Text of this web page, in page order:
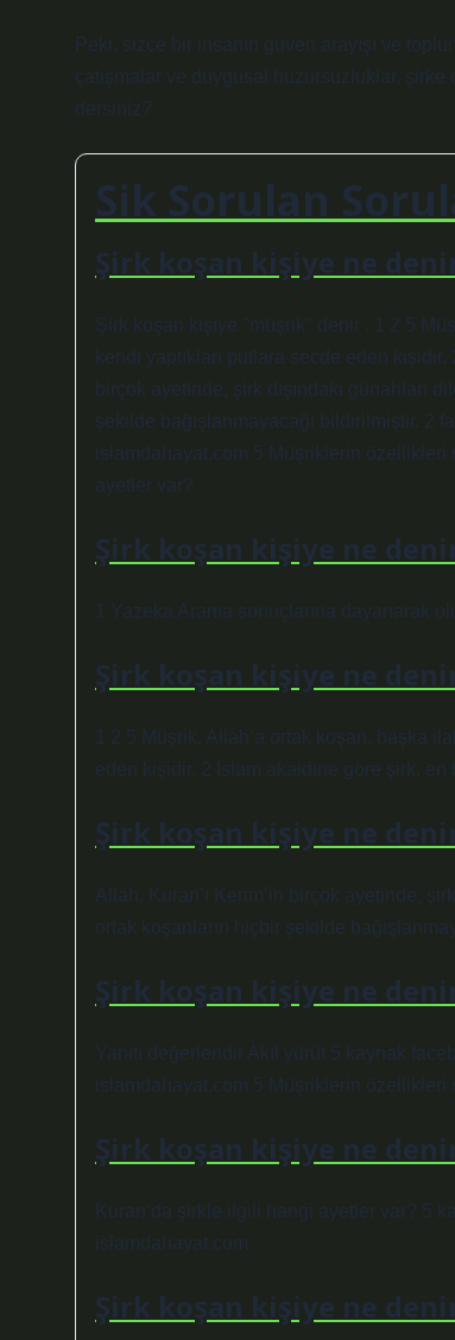
Peki, sizce bir insanın güven arayışı ve
çatışmalar ve duygusal huzursuzluklar,
dersiniz?
Sik Sorulan
Şirk koşan kişiye ne
Şirk koşan kişiye "müşrik" denir . 1 2 5
kendi yaptıkları putlara secde eden
birçok ayetinde, şirk dışındaki günahları
şekilde bağışlanmayacağı bildirilmiştir. 2
islamdahayat.com 5 Müşriklerin özellikleri
ayetler var?
Şirk koşan kişiye ne
1 Yazeka Arama sonuçlarına dayanarak
Şirk koşan kişiye ne
1 2 5 Müşrik, Allah’a ortak koşan, başka
eden kişidir. 2 İslam akaidine göre şirk, en
Şirk koşan kişiye ne
Allah, Kuran’ı Kerim’in birçok ayetinde,
ortak koşanların hiçbir şekilde
Şirk koşan kişiye ne
Yanıtı değerlendir Akıl yürüt 5 kaynak
islamdahayat.com 5 Müşriklerin özellikleri
Şirk koşan kişiye ne
Kuran’da şirkle ilgili hangi ayetler var? 5
islamdahayat.com
Şirk koşan kişiye ne